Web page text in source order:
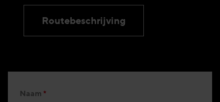
Routebeschrijving
Naam *